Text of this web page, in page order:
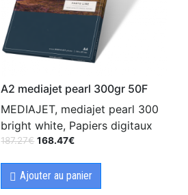
A2 mediajet pearl 300gr 50F
MEDIAJET, mediajet pearl 300
bright white, Papiers digitaux
187.27€ 168.47€
Ajouter au panier